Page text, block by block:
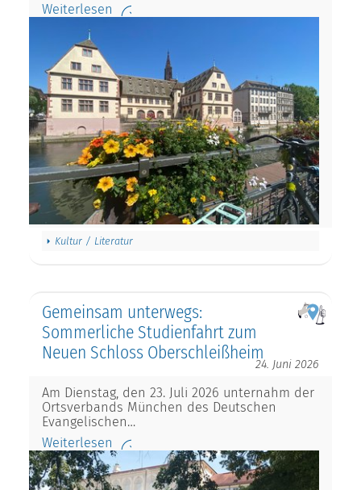
Weiterlesen
Kultur / Literatur
Gemeinsam unterwegs:
Sommerliche Studienfahrt zum
Neuen Schloss Oberschleißheim
24. Juni 2026
Am Dienstag, den 23. Juli 2026 unternahm der
Ortsverbands München des Deutschen
Evangelischen…
Weiterlesen